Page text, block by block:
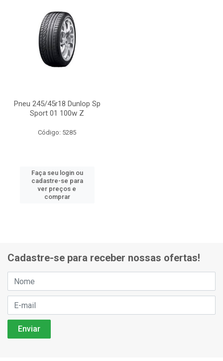
Pneu 245/45r18 Dunlop Sp
Sport 01 100w Z
Código: 5285
Faça seu login ou
cadastre-se para
ver preços e
comprar
Cadastre-se para receber nossas ofertas!